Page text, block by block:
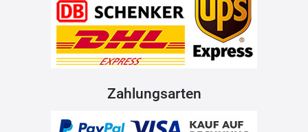
Zahlungsarten